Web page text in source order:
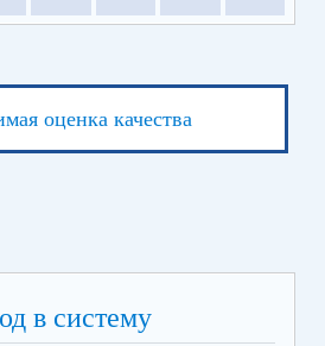
оценка качества
в систему